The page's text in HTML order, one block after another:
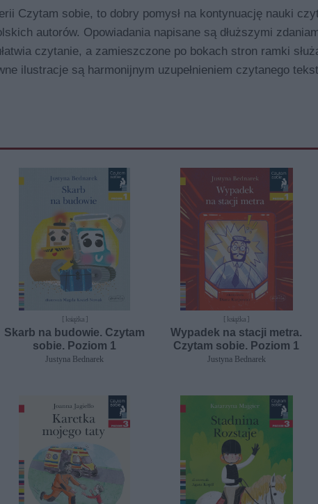
Czytam sobie, to dobry pomysł na kontynuację nauki
autorów. Opowiadania napisane są dłuższymi
czytanie, a zamieszczone po bokach stron ramki
ilustracje są harmonijnym uzupełnieniem czytanego
[ książka ]
Skarb na budowie. Czytam
sobie. Poziom 1
Justyna Bednarek
[ książka ]
Wypadek na stacji metra.
Czytam sobie. Poziom 1
Justyna Bednarek